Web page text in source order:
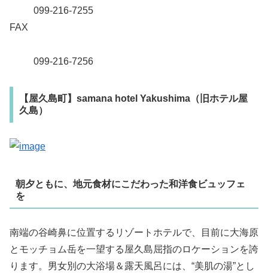
099-216-7255
FAX
099-216-7256
【屋久島町】samana hotel Yakushima（旧ホテル屋
久島）
朝夕ともに、地元食材にこだわった和洋食ビュッフェ
を
南端の谷崎鼻に位置するリゾートホテルで、目前に大海原
とモッチョム岳を一望する屋久島屈指のロケーションを誇
ります。男女別の大浴場＆露天風呂には、“美肌の湯”とし